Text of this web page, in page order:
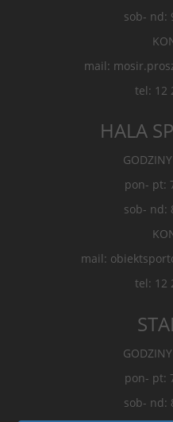
sob- nd:
mail:
tel: 12
HALA
pon- pt:
sob- nd:
mail:
tel: 12
pon- pt:
sob- nd: